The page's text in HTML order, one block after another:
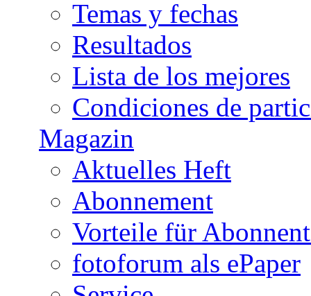
Temas y fechas
Resultados
Lista de los mejores
Condiciones de
Magazin
Aktuelles Heft
Abonnement
Vorteile für
fotoforum als ePaper